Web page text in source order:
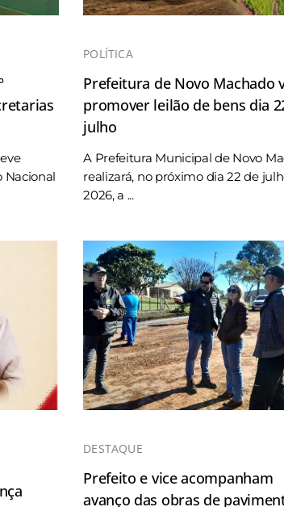
Nacional
POLÍTICA
Prefeitura de Novo Machado
promover leilão de bens dia
julho
A Prefeitura Municipal de Novo
realizará, no próximo dia 22 de
2026, a ...
DESTAQUE
Prefeito e vice acompanham
avanço das obras de